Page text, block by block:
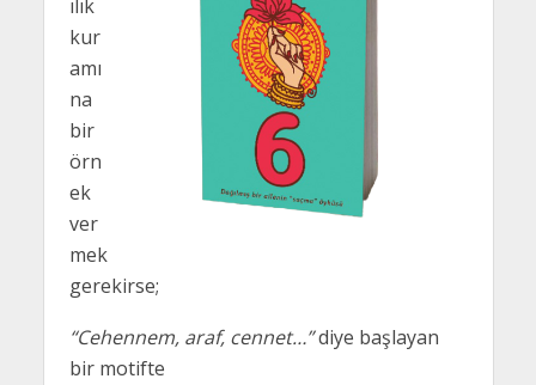
ılık
kur
amı
na
bir
örn
ek
ver
mek
gerekirse;
“Cehennem, araf, cennet…”diye başlayan
bir motifte